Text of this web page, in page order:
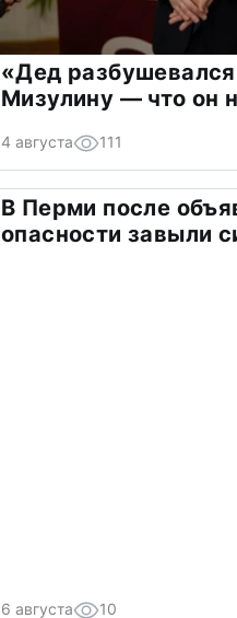
«Дед
Мизулину — что он
4 августа 111
В Перми после
опасности завыли
6 августа 10